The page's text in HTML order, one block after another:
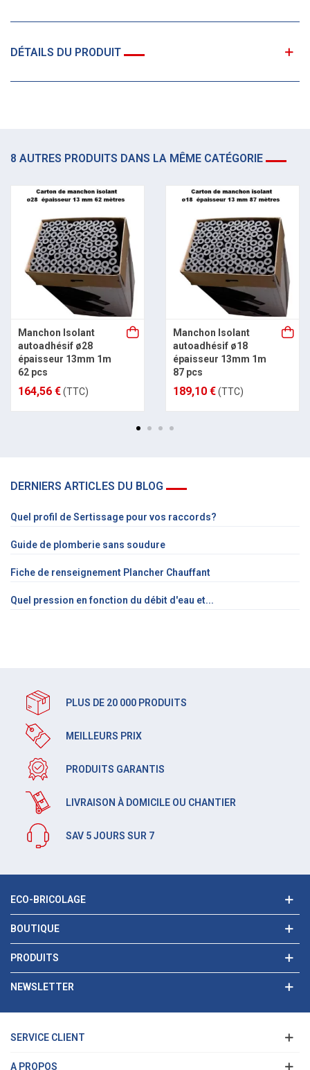
DÉTAILS DU PRODUIT
8 AUTRES PRODUITS DANS LA MÊME CATÉGORIE
Manchon Isolant
autoadhésif ø28
épaisseur 13mm 1m
62 pcs
164,56 €(TTC)
Manchon Isolant
autoadhésif ø18
épaisseur 13mm 1m
87 pcs
189,10 €(TTC)
DERNIERS ARTICLES DU BLOG
Quel profil de Sertissage pour vos raccords?
Guide de plomberie sans soudure
Fiche de renseignement Plancher Chauffant
Quel pression en fonction du débit d'eau et...
PLUS DE 20 000 PRODUITS
MEILLEURS PRIX
PRODUITS GARANTIS
LIVRAISON À DOMICILE OU CHANTIER
SAV 5 JOURS SUR 7
ECO-BRICOLAGE
BOUTIQUE
PRODUITS
NEWSLETTER
SERVICE CLIENT
A PROPOS